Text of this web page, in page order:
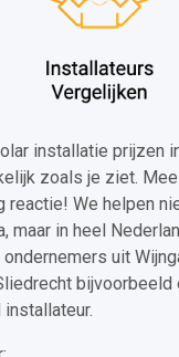
installatie prijzen
zoals je ziet.
reactie! We helpen
maar in heel
uit
bijvoorbeeld